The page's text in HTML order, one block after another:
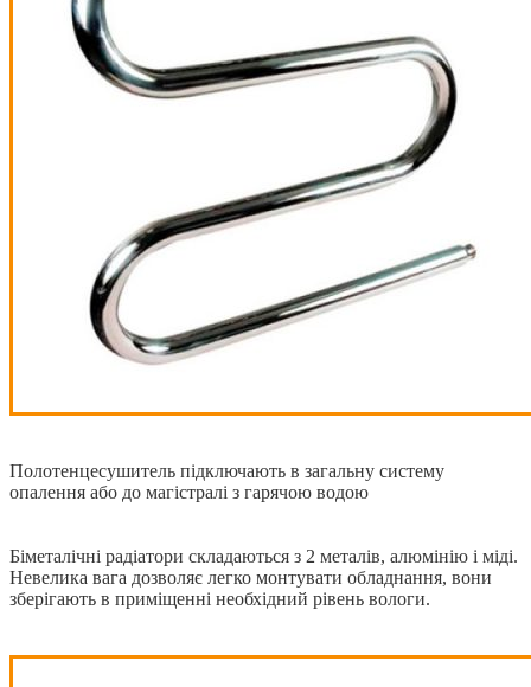
Полотенцесушитель підключають в загальну систему
опалення або до магістралі з гарячою водою
Біметалічні радіатори складаються з 2 металів, алюмінію і міді.
Невелика вага дозволяє легко монтувати обладнання, вони
зберігають в приміщенні необхідний рівень вологи.